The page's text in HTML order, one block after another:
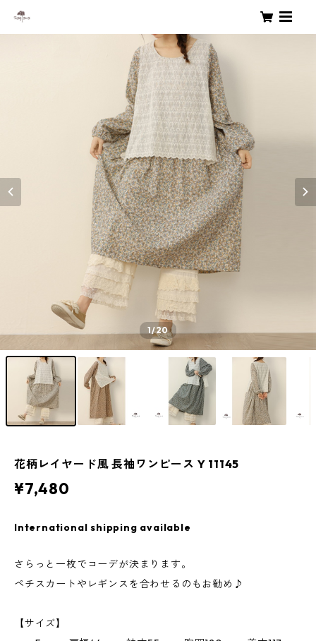
1/20
花柄レイヤード風 長袖ワンピース Y 11145
¥7,480
International shipping available
さらっと一枚でコーデが決まります。
ペチスカートやレギンスを合わせるのもお勧め♪
【サイズ】